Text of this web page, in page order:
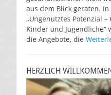
aus dem Blick geraten.
„Ungenutztes Potenzial
Kinder und Jugendliche“
die Angebote, die
HERZLICH